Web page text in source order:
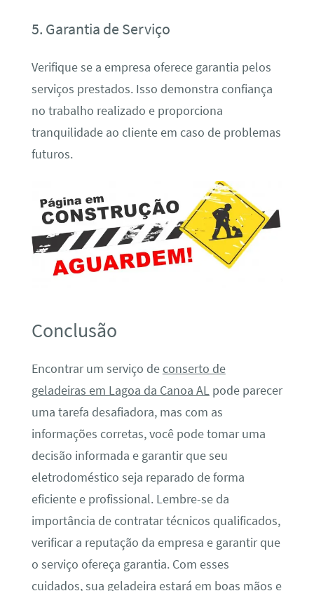
5. Garantia de Serviço
Verifique se a empresa oferece garantia pelos
serviços prestados. Isso demonstra confiança
no trabalho realizado e proporciona
tranquilidade ao cliente em caso de problemas
futuros.
Conclusão
Encontrar um serviço deconserto de
geladeiras em Lagoa da Canoa ALpode parecer
uma tarefa desafiadora, mas com as
informações corretas, você pode tomar uma
decisão informada e garantir que seu
eletrodoméstico seja reparado de forma
eficiente e profissional. Lembre-se da
importância de contratar técnicos qualificados,
verificar a reputação da empresa e garantir que
o serviço ofereça garantia. Com esses
cuidados, sua geladeira estará em boas mãos e